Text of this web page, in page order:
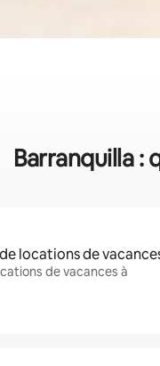
Barranquilla :
locations de
de vacances à